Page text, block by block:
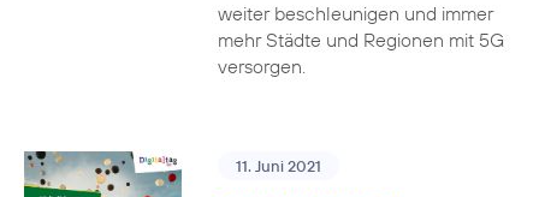
weiter beschleunigen und immer
mehr Städte und Regionen mit 5G
versorgen.
11. Juni 2021